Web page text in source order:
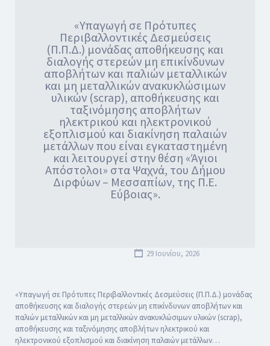
«Υπαγωγή σε Πρότυπες
Περιβαλλοντικές Δεσμεύσεις
(Π.Π.Δ.) μονάδας αποθήκευσης και
διαλογής στερεών μη επικίνδυνων
αποβλήτων και παλιών μεταλλικών
και μη μεταλλικών ανακυκλώσιμων
υλικών (scrap), αποθήκευσης και
ταξινόμησης αποβλήτων
ηλεκτρικού και ηλεκτρονικού
εξοπλισμού και διακίνηση παλαιών
μετάλλων που είναι εγκαταστημένη
και λειτουργεί στην θέση «Άγιοι
Απόστολοι» στα Ψαχνά, του Δήμου
Διρφύων – Μεσσαπίων, της Π.Ε.
Εύβοιας».
29 Ιουνίου, 2026
«Υπαγωγή σε Πρότυπες Περιβαλλοντικές Δεσμεύσεις (Π.Π.Δ.) μονάδας
αποθήκευσης και διαλογής στερεών μη επικίνδυνων αποβλήτων και
παλιών μεταλλικών και μη μεταλλικών ανακυκλώσιμων υλικών (scrap),
αποθήκευσης και ταξινόμησης αποβλήτων ηλεκτρικού και
ηλεκτρονικού εξοπλισμού και διακίνηση παλαιών μετάλλων…